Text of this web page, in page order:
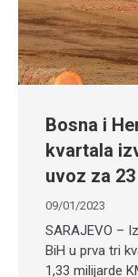
Bosna i
kvartala
uvoz za
09/01/2023
SARAJEVO –
BiH u prva tri
1,33 milijarde